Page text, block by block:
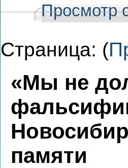
Просмотр
Страница: (
«Мы не
памяти